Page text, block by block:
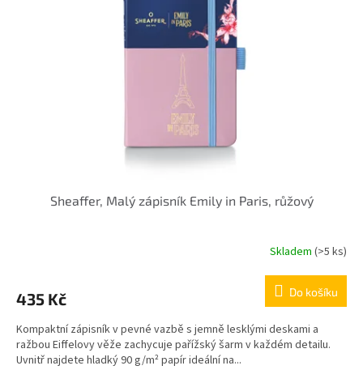
Sheaffer, Malý zápisník Emily in Paris, růžový
Skladem (>5 ks)
435 Kč Do košíku
Kompaktní zápisník v pevné vazbě s jemně lesklými deskami a
ražbou Eiffelovy věže zachycuje pařížský šarm v každém detailu.
Uvnitř najdete hladký 90 g/m² papír ideální na...